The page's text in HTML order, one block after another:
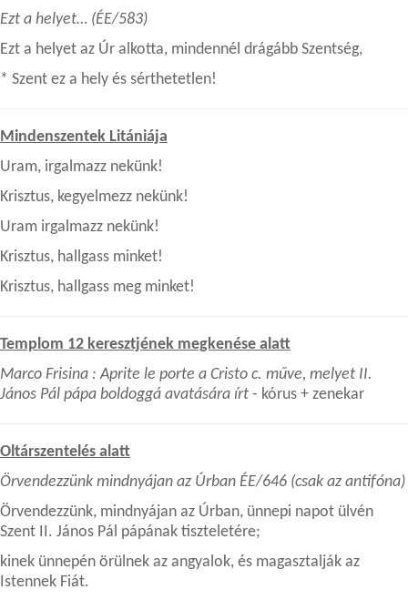
Ezt a helyet… (ÉE/583)
Ezt a helyet az Úr alkotta, mindennél drágább Szentség,
* Szent ez a hely és sérthetetlen!
Mindenszentek Litániája
Uram, irgalmazz nekünk!
Krisztus, kegyelmezz nekünk!
Uram irgalmazz nekünk!
Krisztus, hallgass minket!
Krisztus, hallgass meg minket!
Templom 12 keresztjének megkenése alatt
Marco Frisina : Aprite le porte a Cristo c. műve, melyet II.
János Pál pápa boldoggá avatására írt - kórus + zenekar
Oltárszentelés alatt
Örvendezzünk mindnyájan az Úrban ÉE/646 (csak az antifóna)
Örvendezzünk, mindnyájan az Úrban, ünnepi napot ülvén
Szent II. János Pál pápának tiszteletére;
kinek ünnepén örülnek az angyalok, és magasztalják az
Istennek Fiát.